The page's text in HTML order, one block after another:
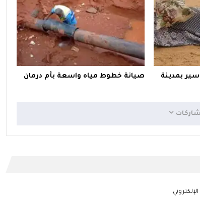
بمدينة
صيانة خطوط مياه واسعة بأم درمان